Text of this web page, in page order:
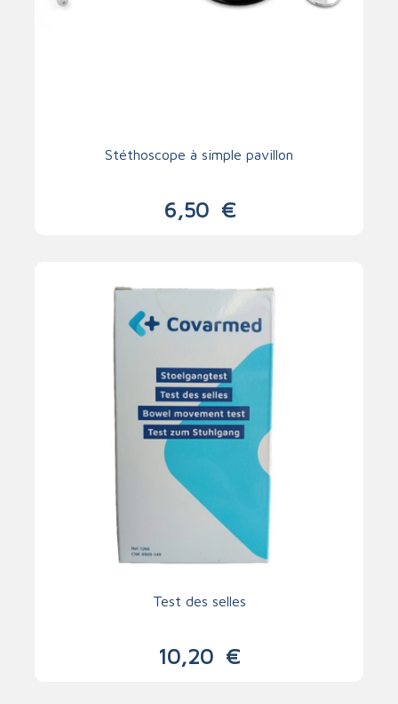
Stéthoscope à simple pavillon
6,50 €
Test des selles
10,20 €